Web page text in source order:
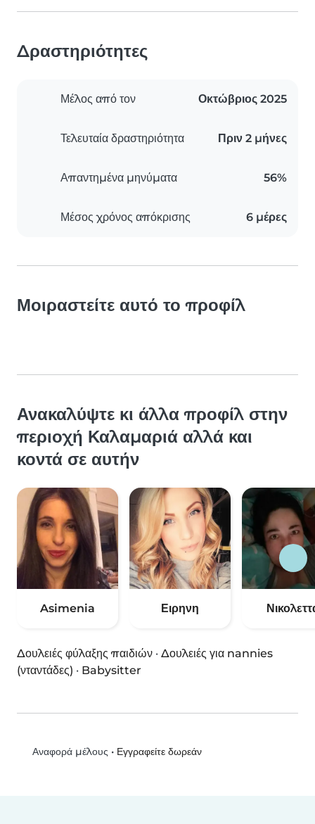
Δραστηριότητες
Μέλος από τον Οκτώβριος 2025
Τελευταία δραστηριότητα Πριν 2 μήνες
Απαντημένα μηνύματα 56%
Μέσος χρόνος απόκρισης 6 μέρες
Μοιραστείτε αυτό το προφίλ
Ανακαλύψτε κι άλλα προφίλ στην
περιοχή Καλαμαριά αλλά και
κοντά σε αυτήν
Asimenia Ειρηνη
Δουλειές φύλαξης παιδιών · Δουλειές για nannies
(νταντάδες) · Babysitter
Αναφορά μέλους • Εγγραφείτε δωρεάν